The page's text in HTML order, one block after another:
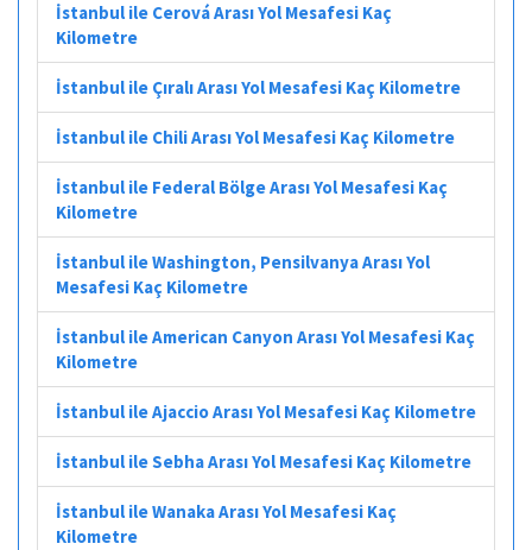
İstanbul ile Cerová Arası Yol Mesafesi Kaç
Kilometre
İstanbul ile Çıralı Arası Yol Mesafesi Kaç Kilometre
İstanbul ile Chili Arası Yol Mesafesi Kaç Kilometre
İstanbul ile Federal Bölge Arası Yol Mesafesi Kaç
Kilometre
İstanbul ile Washington, Pensilvanya Arası Yol
Mesafesi Kaç Kilometre
İstanbul ile American Canyon Arası Yol Mesafesi Kaç
Kilometre
İstanbul ile Ajaccio Arası Yol Mesafesi Kaç Kilometre
İstanbul ile Sebha Arası Yol Mesafesi Kaç Kilometre
İstanbul ile Wanaka Arası Yol Mesafesi Kaç
Kilometre